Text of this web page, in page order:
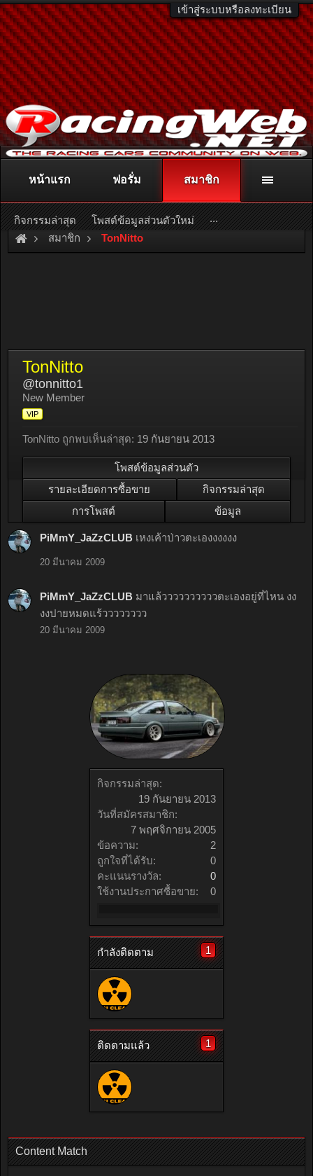
เข้าสู่ระบบหรือลงทะเบียน
ติดต่อลงโฆษณา racingweb@gmail.comหรือโทร. 081-811-1138
หรืออ่านรายละเอียดเพิ่มเติม คลิกที่นี่
สมาชิก TonNitto
กิจกรรมล่าสุด:
19 กันยายน 2013
วันที่สมัครสมาชิก:
7 พฤศจิกายน 2005
ข้อความ:
2
ถูกใจที่ได้รับ:
0
คะแนนรางวัล:
0
ใช้งานประกาศซื้อขาย:
0
กำลังติดตาม 1
ติดตามแล้ว 1
TonNitto
@tonnitto1
New Member
VIP
TonNitto ถูกพบเห็นล่าสุด: 19 กันยายน 2013
โพสต์ข้อมูลส่วนตัว
รายละเอียดการซื้อขาย
กิจกรรมล่าสุด
การโพสต์
ข้อมูล
PiMmY_JaZzCLUB เหงเค้าป่าวตะเองงงงงง
20 มีนาคม 2009
PiMmY_JaZzCLUB มาแล้ววววววววววตะเองอยู่ที่ไหน งง
งงปายหมดแร้วววววววว
20 มีนาคม 2009
Content Match
หน้าแรก ฟอรั่ม สมาชิก
กิจกรรมล่าสุด โพสต์ข้อมูลส่วนตัวใหม่ ...